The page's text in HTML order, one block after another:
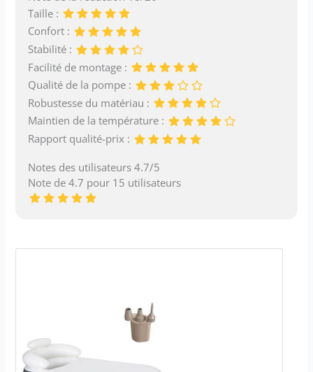
Taille :
Confort :
Stabilité :
Facilité de montage :
Qualité de la pompe :
Robustesse du matériau :
Maintien de la température :
Rapport qualité-prix :
Notes des utilisateurs 4.7/5
Note de 4.7 pour 15 utilisateurs